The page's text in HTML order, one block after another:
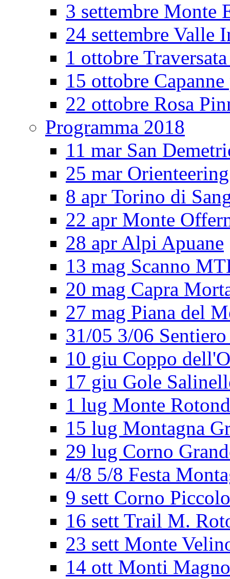
3 settembre Monte
24 settembre Valle
1 ottobre
15 ottobre
22 ottobre Rosa
Programma 2018
11 mar San
25 mar
8 apr Torino di
22 apr Monte
28 apr Alpi Apuane
13 mag Scanno
20 mag Capra
27 mag Piana del
31/05 3/06
10 giu Coppo
17 giu Gole
1 lug Monte
15 lug Montagna
29 lug Corno
4/8 5/8 Festa
9 sett Corno Piccolo
16 sett Trail M.
23 sett Monte
14 ott Monti